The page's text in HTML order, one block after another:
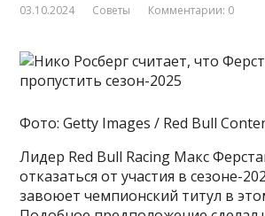
03.10.2024 Советы Комментарии: 0
Фото: Getty Images / Red Bull
Лидер Red Bull Racing Макс
отказаться от участия в сезоне-
завоюет чемпионский титул в